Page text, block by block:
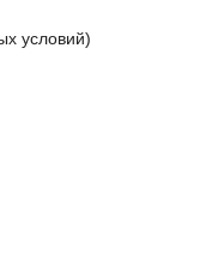
условий)